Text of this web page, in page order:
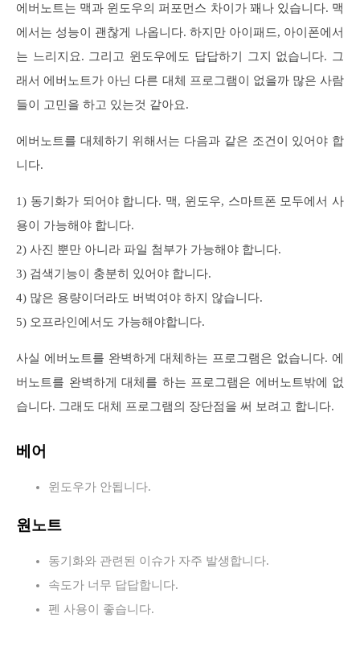
에버노트는 맥과 윈도우의 퍼포먼스 차이가 꽤나 있습니다. 맥
에서는 성능이 괜찮게 나옵니다. 하지만 아이패드, 아이폰에서
는 느리지요. 그리고 윈도우에도 답답하기 그지 없습니다. 그
래서 에버노트가 아닌 다른 대체 프로그램이 없을까 많은 사람
들이 고민을 하고 있는것 같아요.
에버노트를 대체하기 위해서는 다음과 같은 조건이 있어야 합
니다.
1) 동기화가 되어야 합니다. 맥, 윈도우, 스마트폰 모두에서 사
용이 가능해야 합니다.
2) 사진 뿐만 아니라 파일 첨부가 가능해야 합니다.
3) 검색기능이 충분히 있어야 합니다.
4) 많은 용량이더라도 버벅여야 하지 않습니다.
5) 오프라인에서도 가능해야합니다.
사실 에버노트를 완벽하게 대체하는 프로그램은 없습니다. 에
버노트를 완벽하게 대체를 하는 프로그램은 에버노트밖에 없
습니다. 그래도 대체 프로그램의 장단점을 써 보려고 합니다.
베어
윈도우가 안됩니다.
원노트
동기화와 관련된 이슈가 자주 발생합니다.
속도가 너무 답답합니다.
펜 사용이 좋습니다.